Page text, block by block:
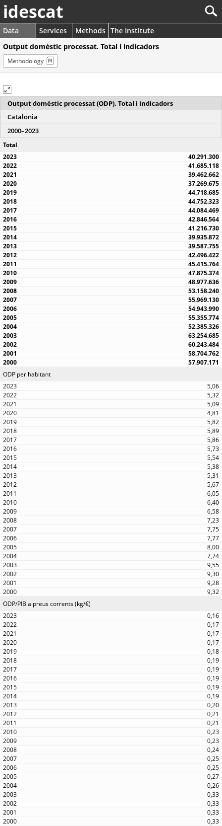
idescat
Data Services Methods The Institute
Output domèstic processat. Total i indicadors
Methodology
Output domèstic processat (ODP). Total i indicadors
Catalonia
2000–2023
Total
40.291.300
41.685.118
39.462.662
37.269.675
44.718.685
44.752.323
44.084.469
42.846.564
41.216.730
39.935.872
39.587.755
42.496.422
45.415.764
47.875.374
48.977.636
53.158.240
55.969.130
54.943.990
55.355.774
52.385.326
63.254.685
60.243.484
58.704.762
57.907.171
ODP per habitant
5,06
5,32
5,09
4,81
5,82
5,89
5,86
5,73
5,54
5,38
5,31
5,67
6,05
6,40
6,58
7,23
7,75
7,77
8,00
7,74
9,55
9,30
9,28
9,32
ODP/PIB a preus corrents (kg/€)
0,16
0,17
0,17
0,17
0,18
0,19
0,19
0,19
0,19
0,19
0,20
0,21
0,21
0,23
0,23
0,24
0,25
0,25
0,27
0,26
0,33
0,33
0,33
0,33